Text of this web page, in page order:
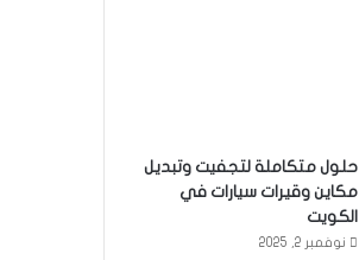
حلول متكاملة لتجفيت وتبديل
مكاين وقيرات سيارات في
الكويت
نوفمبر 2, 2025